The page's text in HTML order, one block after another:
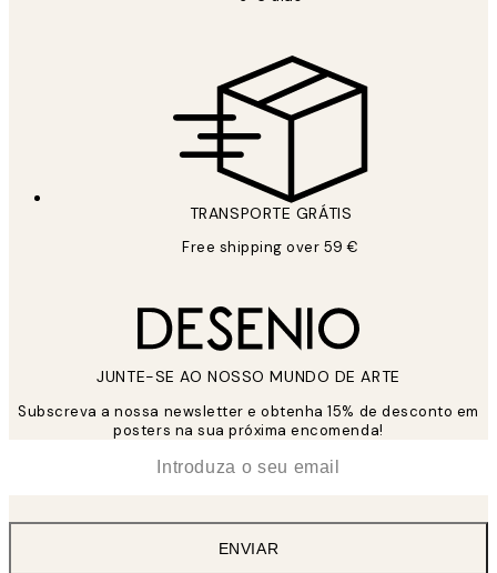
TRANSPORTE GRÁTIS
Free shipping over 59 €
JUNTE-SE AO NOSSO MUNDO DE ARTE
Subscreva a nossa newsletter e obtenha 15% de desconto em
posters na sua próxima encomenda!
ENVIAR